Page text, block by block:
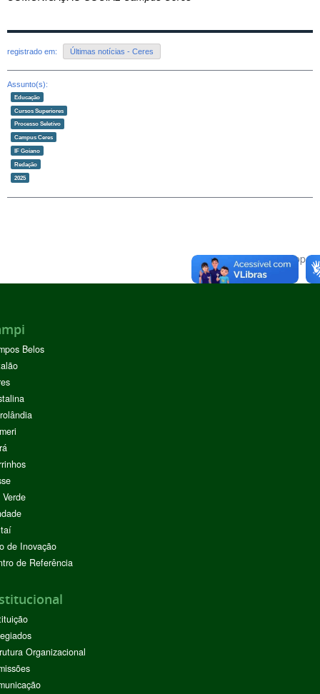
registrado em: Últimas notícias - Ceres
Assunto(s):
Educação
Cursos Superiores
Processo Seletivo
Campus Ceres
IF Goiano
Redação
2025
Voltar para o topo
Belos
de Inovação
de Referência
Organizacional